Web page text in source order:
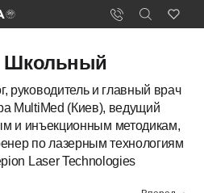
Школьный
руководитель и главный врач
MultiMed (Киев), ведущий
и инъекционным методикам,
по лазерным технологиям
Laser Technologies